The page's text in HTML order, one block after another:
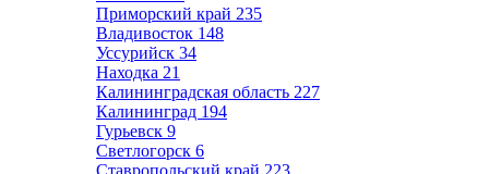
Приморский край 235
Владивосток 148
Уссурийск 34
Находка 21
Калининградская область 227
Калининград 194
Гурьевск 9
Светлогорск 6
Ставропольский край 223